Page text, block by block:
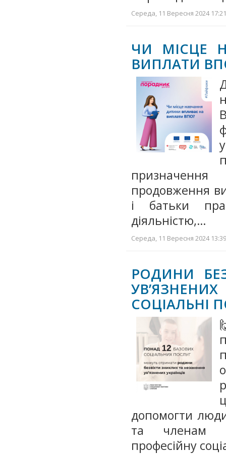
Середа, 11 Вересня 2024
ЧИ МІСЦЕ
ВИПЛАТИ
продовження
і батьки
діяльністю,…
Середа, 11 Вересня 2024
РОДИНИ
СОЦІАЛЬНІ
допомогти
та членам
професійну